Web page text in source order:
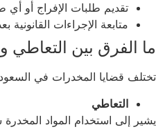
تقديم طلبات الإفراج أو
متابعة الإجراءات
ما الفرق بين التعاطي
تختلف قضايا المخدرات في
التعاطي
يشير إلى استخدام المواد